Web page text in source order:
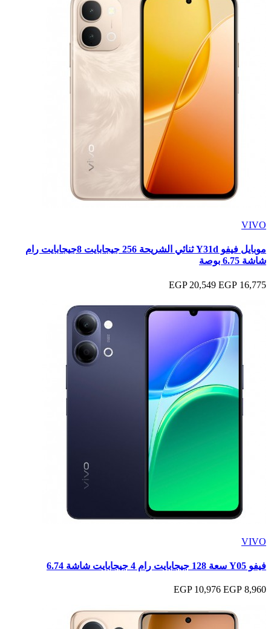
VIVO
موبايل فيفو Y31d ثنائي الشريحة 256 جيجابايت 8جيجابايت رام
شاشة 6.75 بوصة
16,775 EGP
20,549 EGP
VIVO
فيفو Y05 سعة 128 جيجابايت رام 4 جيجابايت شاشة 6.74
8,960 EGP
10,976 EGP